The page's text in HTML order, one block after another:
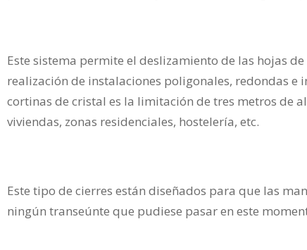
Este sistema permite el deslizamiento de las hojas
realización de instalaciones poligonales, redondas e
cortinas de cristal es la limitación de tres metros de
viviendas, zonas residenciales, hostelería, etc.
Este tipo de cierres están diseñados para que las
ningún transeúnte que pudiese pasar en este